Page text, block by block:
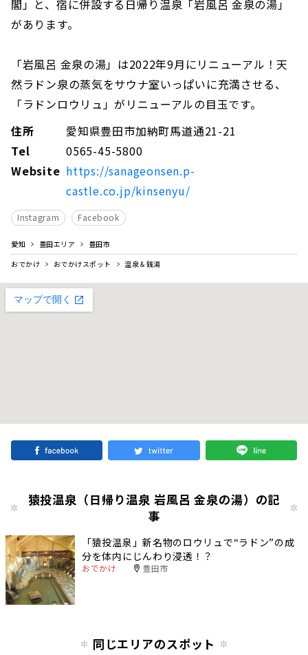
閣」と、宿に併設する日帰り温泉「岩風呂 金泉の湯」
があります。
「岩風呂 金泉の湯」は2022年9月にリニューアル！天
然ラドン泉の蒸気をサウナ室いっぱいに充満させる、
「ラドンロウリュ」がリニューアルの目玉です。
住所
愛知県豊田市加納町馬道通21-21
Tel
0565-45-5800
Website https://sanageonsen.p-
castle.co.jp/kinsenyu/
Instagram Facebook
愛知 豊田エリア
豊田市
おでかけ
おでかけスポット 温泉＆銭湯
猿投温泉（日帰り温泉 岩風呂 金泉の湯）の記
事
「猿投温泉」新名物のロウリュで“ラドン”の成
分を体内にじんわり浸透！？
おでかけ 豊田市
同じエリアのスポット